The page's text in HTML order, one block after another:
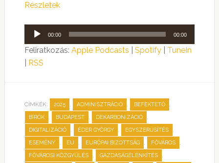
Részletek
Audió
lejátszó
00:00 00:00
Feliratkozás: Apple Podcasts Spotify| TuneIn
RSS
CÍMKÉK: 2025 , ADMINISZTRÁCIÓ , BEFEKTETŐ ,
BÍRÓK , BUDAPEST , DEKARBONIZÁCIÓ ,
DIGITALIZÁCIÓ , ÉDER GYÖRGY , EGYSZERŰSÍTÉS ,
ESEMÉNY , EU , EURÓPAI BIZOTTSÁG , FŐVÁROS ,
FŐVÁROSI KÖZGYŰLÉS , GAZDASÁGÉLÉNKÍTÉS ,